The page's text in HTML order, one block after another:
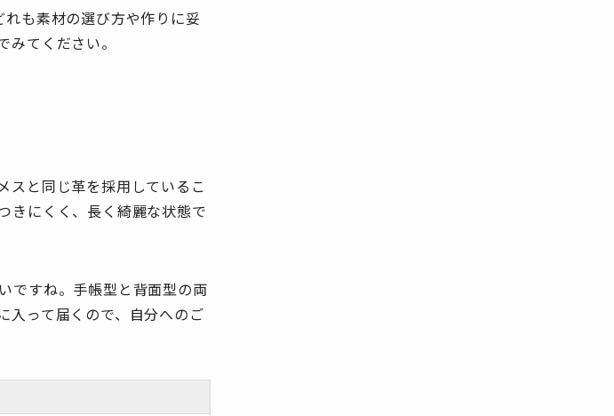
も素材の選び方や作りに妥
てください。
スと同じ革を採用しているこ
きにくく、長く綺麗な状態で
ですね。手帳型と背面型の両
入って届くので、自分へのご